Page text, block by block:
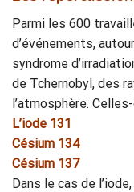
Parmi les 600
d’événements,
syndrome
de Tchernobyl, des
l’atmosphère.
L’iode 131
Césium 134
Césium 137
Dans le cas de